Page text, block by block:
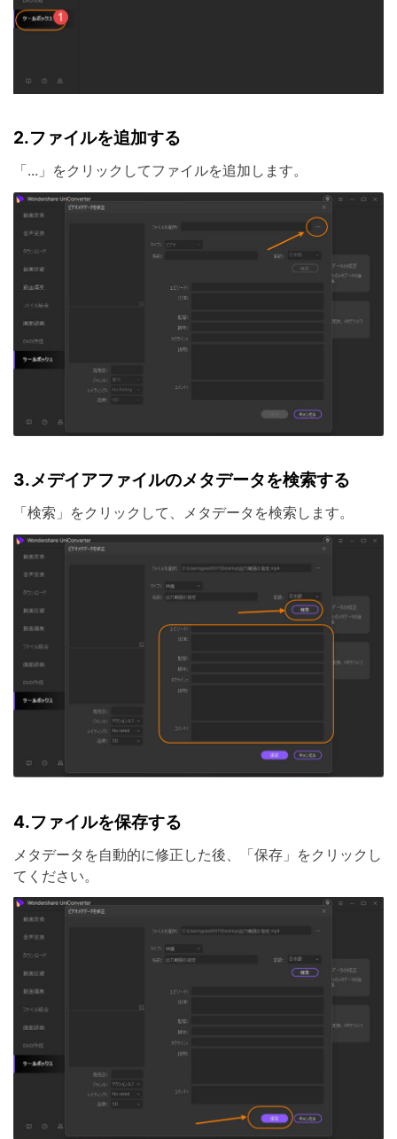
2.ファイルを追加する
「...」をクリックしてファイルを追加します。
3.メデイアファイルのメタデータを検索する
「検索」をクリックして、メタデータを検索します。
4.ファイルを保存する
メタデータを自動的に修正した後、「保存」をクリックし
てください。